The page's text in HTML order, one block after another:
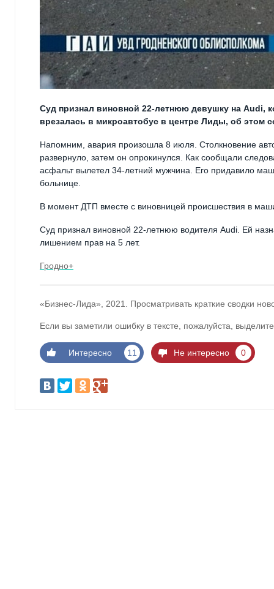
Суд признал виновной 22-летнюю девушку на Audi,
врезалась в микроавтобус в центре Лиды, об этом
Напомним, авария произошла 8 июля. Столкновение
развернуло, затем он опрокинулся. Как сообщали
асфальт вылетел 34-летний мужчина. Его придавило
больнице.
В момент ДТП вместе с виновницей происшествия в
Суд признал виновной 22-летнюю водителя Audi. Ей
лишением прав на 5 лет.
Гродно+
«Бизнес-Лида», 2021. Просматривать краткие сводки
Если вы заметили ошибку в тексте, пожалуйста,
Интересно 11 Не интересно 0